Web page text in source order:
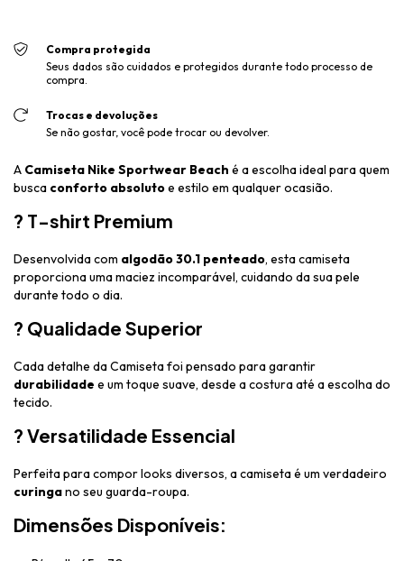
Compra protegida
Seus dados são cuidados e protegidos durante todo processo de
compra.
Trocas e devoluções
Se não gostar, você pode trocar ou devolver.
A Camiseta Nike Sportwear Beach é a escolha ideal para quem
busca conforto absolutoe estilo em qualquer ocasião.
? T-shirt Premium
Desenvolvida com algodão 30.1 penteado, esta camiseta
proporciona uma maciez incomparável, cuidando da sua pele
durante todo o dia.
? Qualidade Superior
Cada detalhe da Camiseta foi pensado para garantir
durabilidade e um toque suave, desde a costura até a escolha do
tecido.
? Versatilidade Essencial
Perfeita para compor looks diversos, a camiseta é um verdadeiro
curingano seu guarda-roupa.
Dimensões Disponíveis: